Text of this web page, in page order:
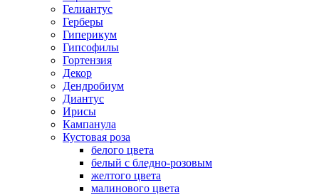
Гелиантус
Герберы
Гиперикум
Гипсофилы
Гортензия
Декор
Дендробиум
Диантус
Ирисы
Кампанула
Кустовая роза
белого цвета
белый с бледно-розовым
желтого цвета
малинового цвета